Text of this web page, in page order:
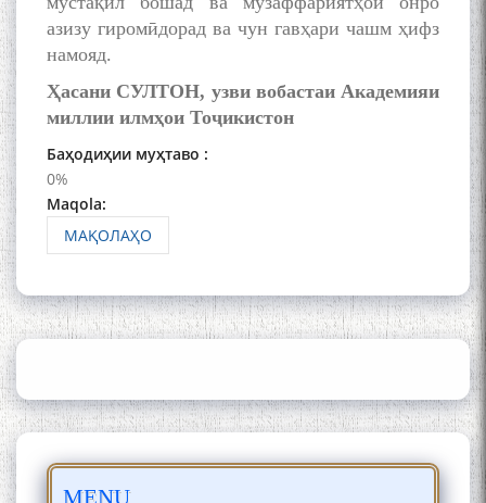
азизу гиромӣдорад ва чун гавҳари чашм ҳифз
намояд.
Ҳасани СУЛТОН, узви вобастаи Академияи
миллии илмҳои Тоҷикистон
Баҳодиҳии муҳтаво :
0%
Maqola:
МАҚОЛАҲО
Кадамчо Худои Шарифзода
Осорхонаи адабии
Муҳаммадҷон Раҳимӣ